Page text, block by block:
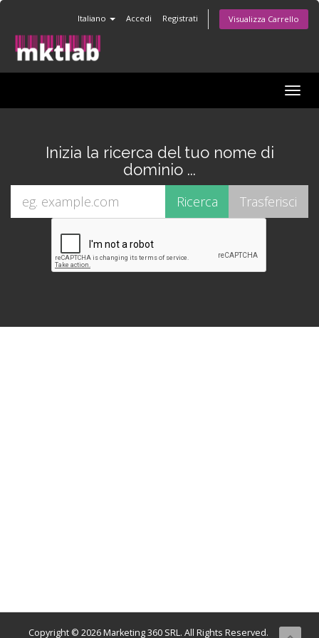
Italiano Accedi Registrati Visualizza Carrello
Inizia la ricerca del tuo nome di
dominio ...
Copyright © 2026 Marketing 360 SRL. All Rights Reserved.